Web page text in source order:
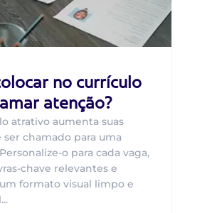
no currículo
atenção?
atrativo aumenta suas
ser chamado para uma
o para cada vaga,
chave relevantes e
formato visual limpo e